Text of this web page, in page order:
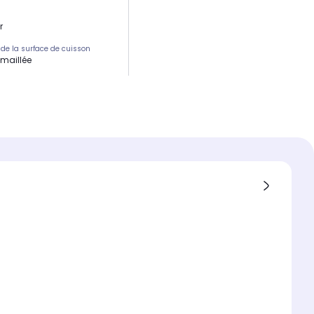
la surface de cuisson